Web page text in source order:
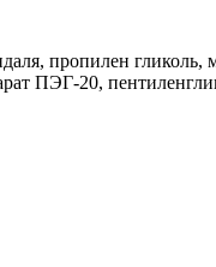
пропилен гликоль,
ПЭГ-20,